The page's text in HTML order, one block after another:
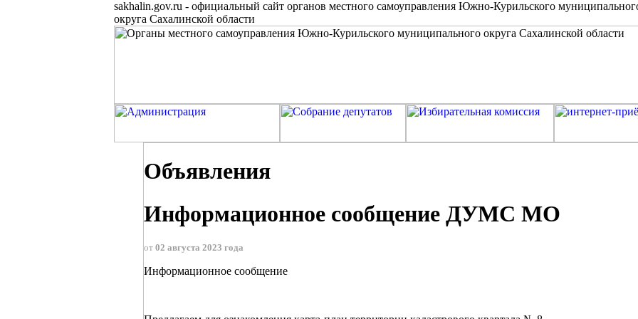
sakhalin.gov.ru - официальный сайт органов местного самоуправления Южно-Курильского
округа Сахалинской области
Объявления
Информационное сообщение ДУМС МО
от 02 августа 2023 года
Информационное сообщение